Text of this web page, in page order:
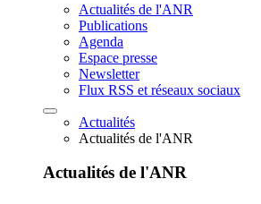
Actualités de l'ANR
Publications
Agenda
Espace presse
Newsletter
Flux RSS et réseaux sociaux
Actualités
Actualités de l'ANR
Actualités de l'ANR